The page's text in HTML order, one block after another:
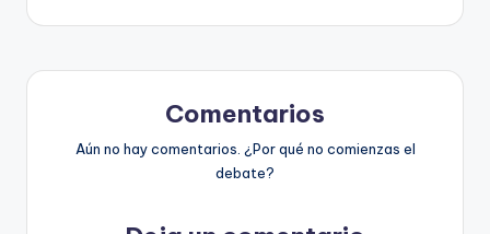
Comentarios
Aún no hay comentarios. ¿Por qué no comienzas el
debate?